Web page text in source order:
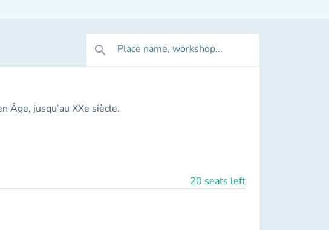
search Place name, workshop...
Âge, jusqu’au XXe siècle.
20 seats left